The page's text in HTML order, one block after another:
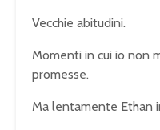
Vecchie abitudini.
Momenti in cui io non
promesse.
Ma lentamente Ethan